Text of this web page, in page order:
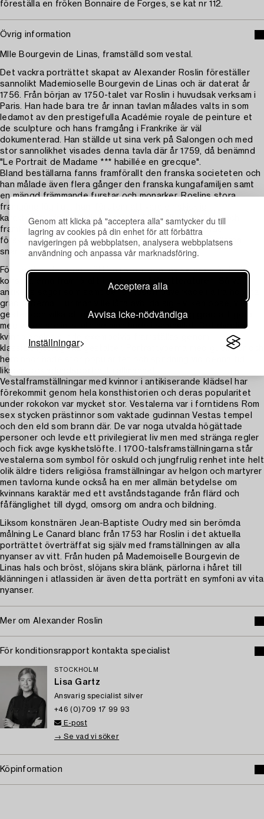
Genom att klicka på "acceptera alla" samtycker du till
lagring av cookies på din enhet för att förbättra
navigeringen på webbplatsen, analysera webbplatsens
användning och anpassa vår marknadsföring.
Acceptera alla
Avvisa icke-nödvändiga
Inställningar
föreställa en fröken Bonnaire de Forges, se kat nr 112.
Övrig information
Mlle Bourgevin de Linas, framställd som vestal.
Det vackra porträttet skapat av Alexander Roslin föreställer
sannolikt Mademioselle Bourgevin de Linas och är daterat år
1756. Från början av 1750-talet var Roslin i huvudsak verksam i
Paris. Han hade bara tre år innan tavlan målades valts in som
ledamot av den prestigefulla Académie royale de peinture et
de sculpture och hans framgång i Frankrike är väl
dokumenterad. Han ställde ut sina verk på Salongen och med
stor sannolikhet visades denna tavla där år 1759, då benämnd
"Le Portrait de Madame *** habillée en grecque".
Bland beställarna fanns framförallt den franska societeten och
han målade även flera gånger den franska kungafamiljen samt
en mängd främmande furstar och monarker. Roslins stora
framgång låg i att han, förutom att vara en skicklig
karaktärsskildrare, hade en talang för bildkomposition och
framförallt stoffmåleri. Hans modeller blev smickrande
förskönade enligt tidens ideal vilket gjorde att beställarna
snart stod på kö till hans välbesökta ateljé.
För rokokotidens porträttframställningar av kvinnor hämtade
konstnärerna framförallt inspiration från litteraturen. Så väl
antikens sagor som samtidens filosofi påverkade i allra högsta
grad bilderna. Hur man ville låta avbilda sig - vilken pose, vilka
gester och vilka attribut som valdes hade i hög grad att göra
med vilken social ställning man hade i samhället. Det dygdiga
kvinnoidealet kunde exempelvis framställas genom
klassiskmytologiska gestalter. Porträttyperna med gudinnor och
herdinnor hade stor popularitet och spridning vid denna tid,
liksom förklädnadsporträtt i allmänhet.
Vestalframställningar med kvinnor i antikiserande klädsel har
förekommit genom hela konsthistorien och deras popularitet
under rokokon var mycket stor. Vestalerna var i forntidens Rom
sex stycken prästinnor som vaktade gudinnan Vestas tempel
och den eld som brann där. De var noga utvalda högättade
personer och levde ett privilegierat liv men med stränga regler
och fick avge kyskhetslöfte. I 1700-talsframställningarna står
vestalerna som symbol för oskuld och jungfrulig renhet inte helt
olik äldre tiders religiösa framställningar av helgon och martyrer
men tavlorna kunde också ha en mer allmän betydelse om
kvinnans karaktär med ett avståndstagande från flärd och
fåfänglighet till dygd, omsorg om andra och bildning.
Liksom konstnären Jean-Baptiste Oudry med sin berömda
målning Le Canard blanc från 1753 har Roslin i det aktuella
porträttet överträffat sig själv med framställningen av alla
nyanser av vitt. Från huden på Mademoiselle Bourgevin de
Linas hals och bröst, slöjans skira blänk, pärlorna i håret till
klänningen i atlassiden är även detta porträtt en symfoni av vita
nyanser.
Mer om Alexander Roslin
För konditionsrapport kontakta specialist
STOCKHOLM
Lisa Gartz
Ansvarig specialist silver
+46 (0)709 17 99 93
E-post
→ Se vad vi söker
Köpinformation